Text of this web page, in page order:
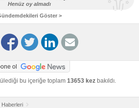
Henüz oy almadı
Göster >
ol
bu içeriğe toplam 13653 kez bakıldı.
Haberleri